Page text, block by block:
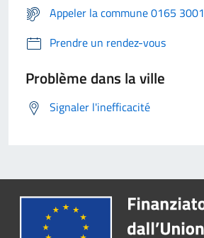
Appeler la commune 0165 3001
Prendre un rendez-vous
Problème dans la ville
Signaler l'inefficacité